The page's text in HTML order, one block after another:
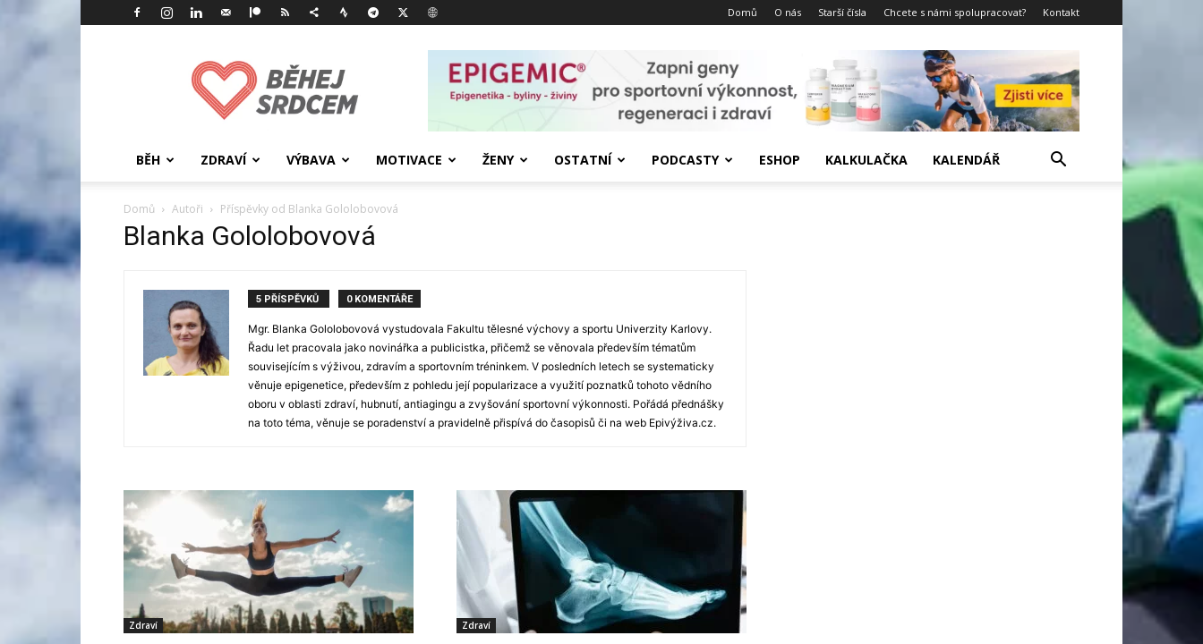
Domů O nás Starší čísla Chcete s námi spolupracovat? Kontakt
srdcem
BĚH ZDRAVÍ VÝBAVA MOTIVACE ŽENY OSTATNÍ PODCASTY ESHOP KALKULAČKA KALENDÁŘ
Domů Autoři Příspěvky od Blanka Gololobovová
Blanka Gololobovová
5 PŘÍSPĚVKŮ 0 KOMENTÁŘE
Mgr. Blanka Gololobovová vystudovala Fakultu tělesné výchovy a sportu Univerzity Karlovy.
Řadu let pracovala jako novinářka a publicistka, přičemž se věnovala především tématům
souvisejícím s výživou, zdravím a sportovním tréninkem. V posledních letech se systematicky
věnuje epigenetice, především z pohledu její popularizace a využití poznatků tohoto vědního
oboru v oblasti zdraví, hubnutí, antiagingu a zvyšování sportovní výkonnosti. Pořádá přednášky
na toto téma, věnuje se poradenství a pravidelně přispívá do časopisů či na web Epivýživa.cz.
Zdraví Zdraví